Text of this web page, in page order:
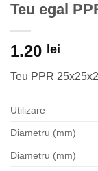
Teu egal
1.20 lei
Teu PPR
Utilizare
Diametru (mm)
Diametru (mm)